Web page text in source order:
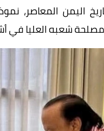
المعاصر،
شعبه العليا